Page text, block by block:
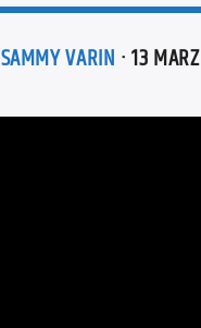
SAMMY VARIN · 13